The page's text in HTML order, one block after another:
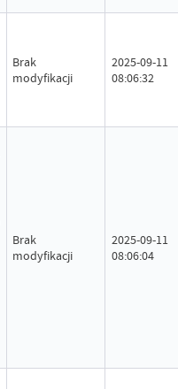
Brak
modyfikacji
2025-09-11
08:06:32
Brak
modyfikacji
2025-09-11
08:06:04